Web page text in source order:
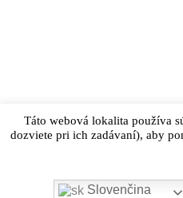
Táto webová lokalita používa
dozviete pri ich zadávaní), aby
Slovenčina